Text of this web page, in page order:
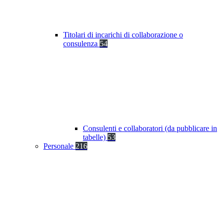
Titolari di incarichi di collaborazione o
consulenza 54
Consulenti e collaboratori (da pubblicare in
tabelle) 53
Personale 216